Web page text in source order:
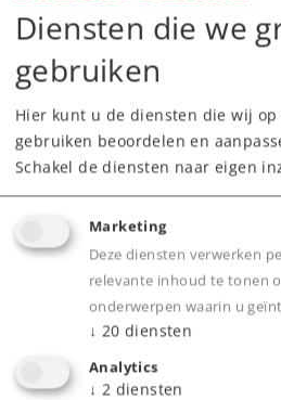
Voorzien van een
kap van acryl glas en met
passen bij uw model.
Met een opklapbaar
sluitingen. Met
opbergvakken voor
toebehoren.
Diensten die we
gebruiken
Hier kunt u de diensten die wij
gebruiken beoordelen en
Schakel de diensten naar eigen
Marketing
Deze diensten verwerken
relevante inhoud te tonen
onderwerpen waarin u
↓ 20 diensten
Analytics
↓ 2 diensten